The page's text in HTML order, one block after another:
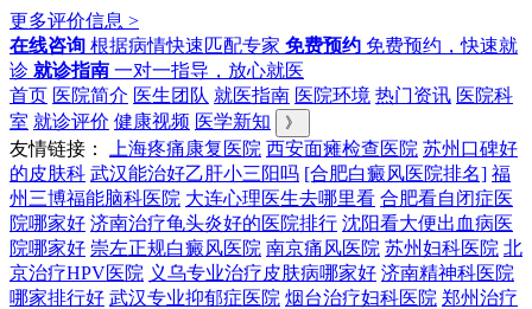
更多评价信息 >
在线咨询 根据病情快速匹配专家 免费预约 免费预约，快速就
诊 就诊指南 一对一指导，放心就医
首页 医院简介 医生团队 就医指南 医院环境 热门资讯 医院科
室 就诊评价 健康视频 医学新知 》
友情链接： 上海疼痛康复医院 西安面瘫检查医院 苏州口碑好
的皮肤科 武汉能治好乙肝小三阳吗 [合肥白癜风医院排名] 福
州三博福能脑科医院 大连心理医生去哪里看 合肥看自闭症医
院哪家好 济南治疗龟头炎好的医院排行 沈阳看大便出血病医
院哪家好 崇左正规白癜风医院 南京痛风医院 苏州妇科医院 北
京治疗HPV医院 义乌专业治疗皮肤病哪家好 济南精神科医院
哪家排行好 武汉专业抑郁症医院 烟台治疗妇科医院 郑州治疗